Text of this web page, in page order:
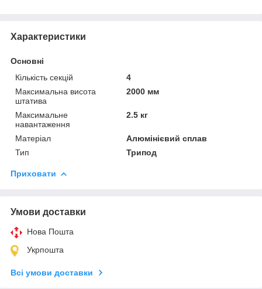
Характеристики
Основні
Кількість секцій
4
Максимальна висота
штатива
2000 мм
Максимальне
навантаження
2.5 кг
Матеріал
Алюмінієвий сплав
Тип
Трипод
Приховати
Умови доставки
Нова Пошта
Укрпошта
Всі умови доставки